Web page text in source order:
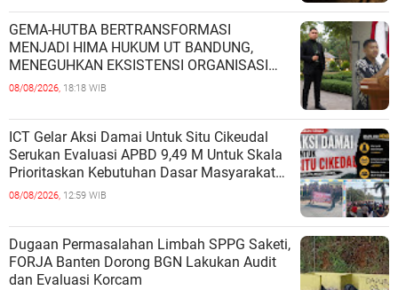
GEMA-HUTBA BERTRANSFORMASI
MENJADI HIMA HUKUM UT BANDUNG,
MENEGUHKAN EKSISTENSI ORGANISASI
MAHASISWA HUKUM UNIVERSITAS
08/08/2026, 18:18 WIB
ICT Gelar Aksi Damai Untuk Situ Cikeudal
Serukan Evaluasi APBD 9,49 M Untuk Skala
Prioritaskan Kebutuhan Dasar Masyarakat
Belum Saat nya Butuh Kawasa
08/08/2026, 12:59 WIB
Dugaan Permasalahan Limbah SPPG Saketi,
FORJA Banten Dorong BGN Lakukan Audit
dan Evaluasi Korcam